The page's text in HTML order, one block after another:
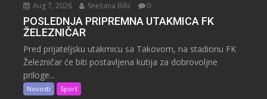
Aug 7, 2026 Snežana Bilić 0
POSLEDNJA PRIPREMNA UTAKMICA FK
ŽELEZNIČAR
Pred prijateljsku utakmicu sa Takovom, na stadionu FK
Železničar će biti postavljena kutija za dobrovoljne
priloge...
Novosti Sport